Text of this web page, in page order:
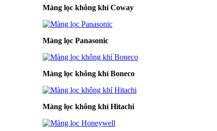
Màng lọc không khí Coway
Màng lọc Panasonic
Màng lọc không khí Boneco
Màng lọc không khí Hitachi